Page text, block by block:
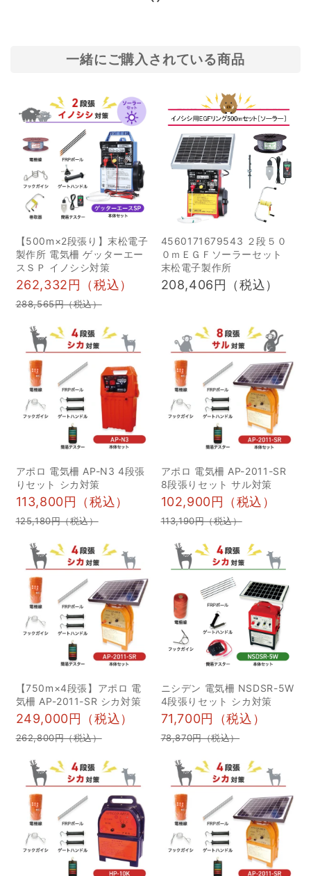
いけど、維持管理が大変
ではないでしょうか。 そ
こで、この記事では電気
柵を維持管理するときの
ポイントや、電気柵を導
入したときにかかるコス
トについて、詳しく解説
します。電気柵を購入す
るか迷っている人のため
に、資材費用や設置費用
なども紹介しているの
で、電気柵を導入する際
目次 1電気柵の設置に必
要なものは？ 2設置前に
準備することは？ 3電気
柵の維持管理のポイント
1漏電対策のために定期的
に草刈りをしよう 2イノ
シシが隠れないように薮
の刈り払いをしよう 3効
果を発揮するために電圧
をチェックしよう 4部品
の劣化や破損、本体の故
障がないか点検しよう 5
通電させないなら電気柵
は撤去しよう 4電気柵を
導入したときのコスト
は？ 1資材費用 2設置費用
3管理・メンテナンス費用
4コストを抑えるポイント
電気柵 おすすめ商品 7効
果的な設置方法と維持管
理を理解して、害獣の被
設置に必要なものは？ 電
気柵を維持管理するうえ
では、電気柵の設置に必
要な部品を理解すること
が重要です。必要な部品
を以下にまとめているの
シシ対策にピンクテープ
テープ以外の効果的なイ
ノシシ対策を紹介 1防護柵
2電気柵｜恐怖心を学習さ
せる 5ピンクテープでは
イノシシ対策効果は不十
分！他の対策を施そう イ
ノシシとは？ イノシシ
は、臆病で注意深い動物
で、里山や草むら、ヤブ
などに生息しています。
雑食性であり、イモ・タ
食べます。 通常は人間を
避けて活動しますが、一
度人間に慣れてしまうと
大胆になり、住宅地まで
出没するケースが見られ
ます。 イノシシは運動能
力が非常に高く、助走な
しで1メートル、よじ登れ
ば2メートルの高さを超え
ることができるため、通
常の柵では侵入を防ぎき
れないことがあります。
さらに、地面から20セン
チメートルのすき間があ
ればそこをくぐり抜けよ
うとします。 イノシシは
危険を感じると「猪突猛
進」となり攻撃的になる
シと遭遇した際は注意し
ましょう。 参考：
https://
近年、イノシシによる被
害が深刻化しており、農
作物の食害や農地の荒
廃、さらには人的被害ま
で発生しています。 これ
らの被害は農業従事者の
一緒にご購入されている商品
【500m×2段張り】末松電子
製作所 電気柵 ゲッターエー
スＳＰ イノシシ対策
262,332円（税込）
288,565円（税込）
4560171679543 ２段５０
０ｍＥＧＦソーラーセット
末松電子製作所
208,406円（税込）
アポロ 電気柵 AP-N3 4段張
りセット シカ対策
113,800円（税込）
125,180円（税込）
アポロ 電気柵 AP-2011-SR
8段張りセット サル対策
102,900円（税込）
113,190円（税込）
【750m×4段張】アポロ 電
気柵 AP-2011-SR シカ対策
249,000円（税込）
262,800円（税込）
ニシデン 電気柵 NSDSR-5W
4段張りセット シカ対策
71,700円（税込）
78,870円（税込）